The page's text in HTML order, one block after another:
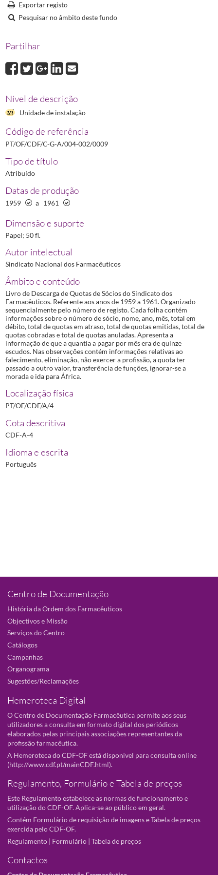
0009Livro de Descarga de Quotas do Sindicato dos Farmacêuticos
Exportar registo
Pesquisar no âmbito deste fundo
Partilhar
Nível de descrição
Unidade de instalação
Código de referência
PT/OF/CDF/C-G-A/004-002/0009
Tipo de título
Atribuído
Datas de produção
1959 a 1961
Dimensão e suporte
Papel; 50 fl.
Autor intelectual
Sindicato Nacional dos Farmacêuticos
Âmbito e conteúdo
Livro de Descarga de Quotas de Sócios do Sindicato dos
Farmacêuticos. Referente aos anos de 1959 a 1961. Organizado
sequencialmente pelo número de registo. Cada folha contém
informações sobre o número de sócio, nome, ano, mês, total em
débito, total de quotas em atraso, total de quotas emitidas, total de
quotas cobradas e total de quotas anuladas. Apresenta a
informação de que a quantia a pagar por mês era de quinze
escudos. Nas observações contém informações relativas ao
falecimento, eliminação, não exercer a profissão, a quota ter
passado a outro valor, transferência de funções, ignorar-se a
morada e ida para África.
Localização física
PT/OF/CDF/A/4
Cota descritiva
CDF-A-4
Idioma e escrita
Português
Centro de Documentação
História da Ordem dos Farmacêuticos
Objectivos e Missão
Serviços do Centro
Catálogos
Campanhas
Organograma
Sugestões/Reclamações
Hemeroteca Digital
O Centro de Documentação Farmacêutica permite aos seus
utilizadores a consulta em formato digital dos periódicos
elaborados pelas principais associações representantes da
profissão farmacêutica.
A Hemeroteca do CDF-OF está disponivel para consulta online
(http://www.cdf.pt/mainCDF.html).
Regulamento, Formulário e Tabela de preços
Este Regulamento estabelece as normas de funcionamento e
utilização do CDF-OF. Aplica-se ao público em geral.
Contém Formulário de requisição de imagens e Tabela de preços
exercida pelo CDF-OF.
Regulamento | Formulário | Tabela de preços
Contactos